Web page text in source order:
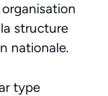
structure
nationale.
type